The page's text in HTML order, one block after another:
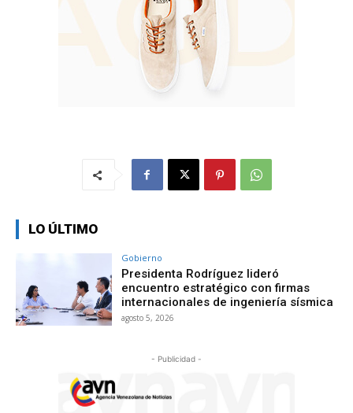
LO ÚLTIMO
Gobierno
Presidenta Rodríguez lideró
encuentro estratégico con firmas
internacionales de ingeniería sísmica
agosto 5, 2026
- Publicidad -